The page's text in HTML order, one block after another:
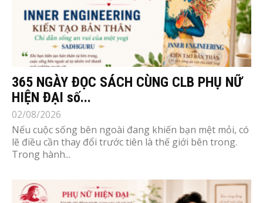
365 NGÀY ĐỌC SÁCH CÙNG CLB PHỤ NỮ
HIỆN ĐẠI số...
02/08/2026
Nếu cuộc sống bên ngoài đang khiến bạn mệt mỏi, có
lẽ điều cần thay đổi trước tiên là thế giới bên trong.
Trong hành...